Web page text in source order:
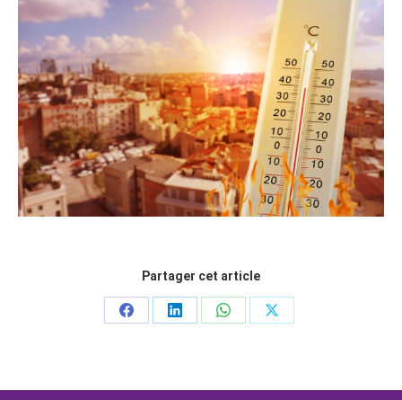
Partager cet article